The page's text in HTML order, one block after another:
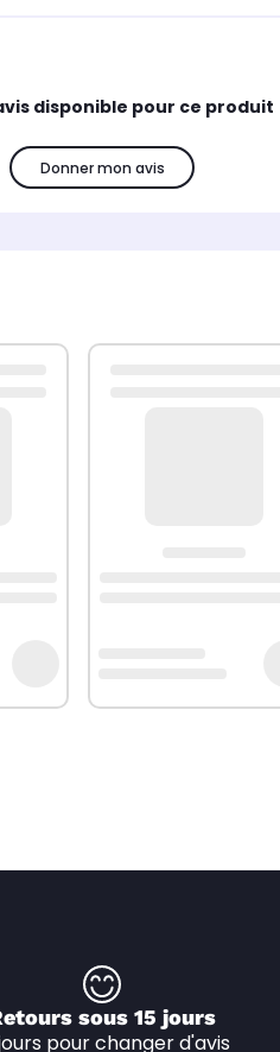
disponible pour ce produit
Donner mon avis
sous 15 jours
pour changer d'avis